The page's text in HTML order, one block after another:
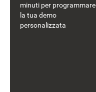
minuti per programmare
la tua demo
personalizzata